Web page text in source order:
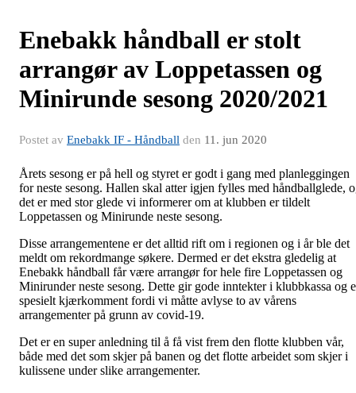
Enebakk håndball er stolt
arrangør av Loppetassen og
Minirunde sesong 2020/2021
Postet av Enebakk IF - Håndball den 11. jun 2020
Årets sesong er på hell og styret er godt i gang med planleggingen
for neste sesong. Hallen skal atter igjen fylles med håndballglede,
det er med stor glede vi informerer om at klubben er tildelt
Loppetassen og Minirunde neste sesong.
Disse arrangementene er det alltid rift om i regionen og i år ble det
meldt om rekordmange søkere. Dermed er det ekstra gledelig at
Enebakk håndball får være arrangør for hele fire Loppetassen og
Minirunder neste sesong. Dette gir gode inntekter i klubbkassa og
spesielt kjærkomment fordi vi måtte avlyse to av vårens
arrangementer på grunn av covid-19.
Det er en super anledning til å få vist frem den flotte klubben vår,
både med det som skjer på banen og det flotte arbeidet som skjer i
kulissene under slike arrangementer.